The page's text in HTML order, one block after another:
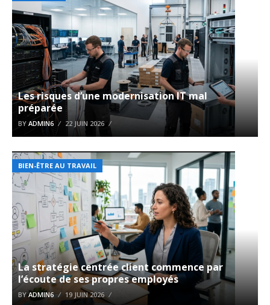
Les risques d’une modernisation IT mal
préparée
BY ADMIN6 22 JUIN 2026
BIEN-ÊTRE AU TRAVAIL
La stratégie centrée client commence par
l’écoute de ses propres employés
BYADMIN6 19 JUIN 2026